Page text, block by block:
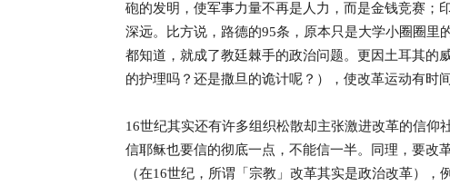
砲的发明，使军事力量不再是人力，而是金钱竞赛；
深远。比方说，路德的95条，原本只是大学小圈圈里
都知道，就成了教廷棘手的政治问题。更因土耳其的
的护理吗？还是撒旦的诡计呢？），使改革运动有时间
16世纪其实还有许多组织松散却主张激进改革的信
信耶稣也要信的彻底一点，不能信一半。同理，要改
（在16世纪，所谓「宗教」改革其实是政治改革），